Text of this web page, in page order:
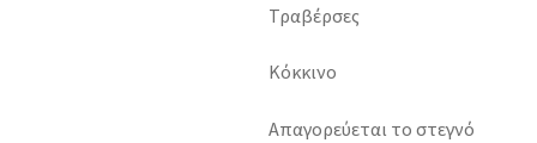
Τραβέρσες
Κόκκινο
Απαγορεύεται το στεγνό